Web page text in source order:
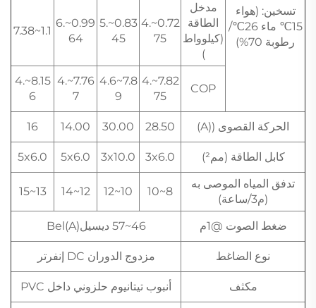
تسخين: (هواء
15℃ ماء 26℃/
رطوبة 70%)
مدخل
الطاقة
(كيلوواط
)
0.72~4.
75
0.83~5.
45
0.99~6.
64
1.1~7.38
COP
7.82~4.
75
7.8~4.6
9
7.76~4.
7
8.15~4.
6
الحركة القصوى ((A) 28.50
30.00
14.00
16
كابل الطاقة (مم²) 3x6.0
3x10.0
5x6.0
5x6.0
تدفق المياه الموصى به
(م3/ساعة)
8~10
10~12
12~14
13~15
ضغط الصوت @1م 46~57 ديسيلBel(A)
نوع الضاغط مزدوج الدوران DC إنفرتر
مكثف أنبوب تيتانيوم حلزوني داخل PVC